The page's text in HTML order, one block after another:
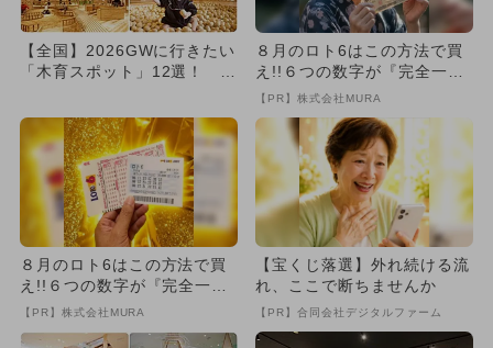
【全国】2026GWに行きたい
「木育スポット」12選！ 木
８月のロト6はこの方法で買
え!!６つの数字が『完全一
致』する方法
【PR】株式会社MURA
８月のロト6はこの方法で買
え!!６つの数字が『完全一
致』する方法
【PR】株式会社MURA
【宝くじ落選】外れ続ける流
れ、ここで断ちませんか
【PR】合同会社デジタルファーム